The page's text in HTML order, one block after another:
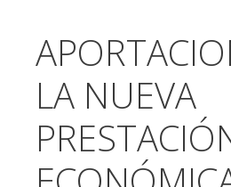
LA NUEVA